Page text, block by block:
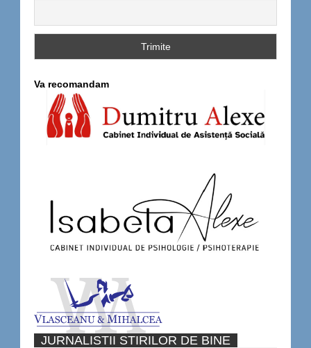
Va recomandam
JURNALISTII STIRILOR DE BINE